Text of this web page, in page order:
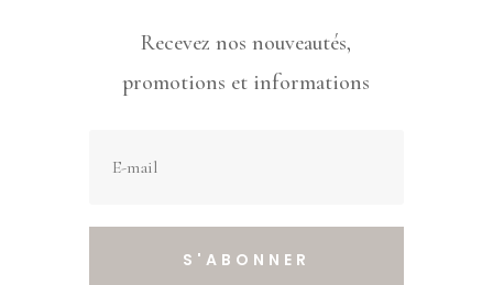
Recevez nos nouveautés,
promotions et informations
S'ABONNER